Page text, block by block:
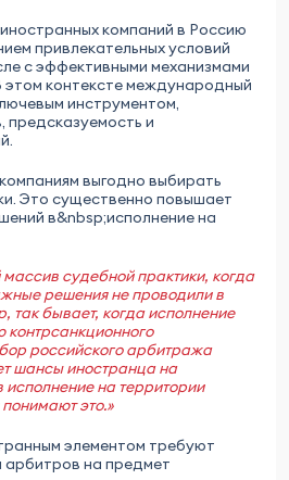
компаний в Россию
привлекательных условий
с эффективными механизмами
контексте международный
инструментом,
предсказуемость и
выгодно выбирать
Это существенно повышает
в&nbsp;исполнение на
судебной практики, когда
решения не проводили в
так бывает, когда исполнение
российского арбитража
шансы иностранца на
на территории
это.»
элементом требуют
арбитров на предмет